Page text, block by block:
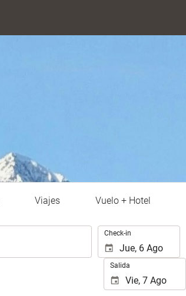
Viajes Vuelo + Hotel
Check-in
Salida